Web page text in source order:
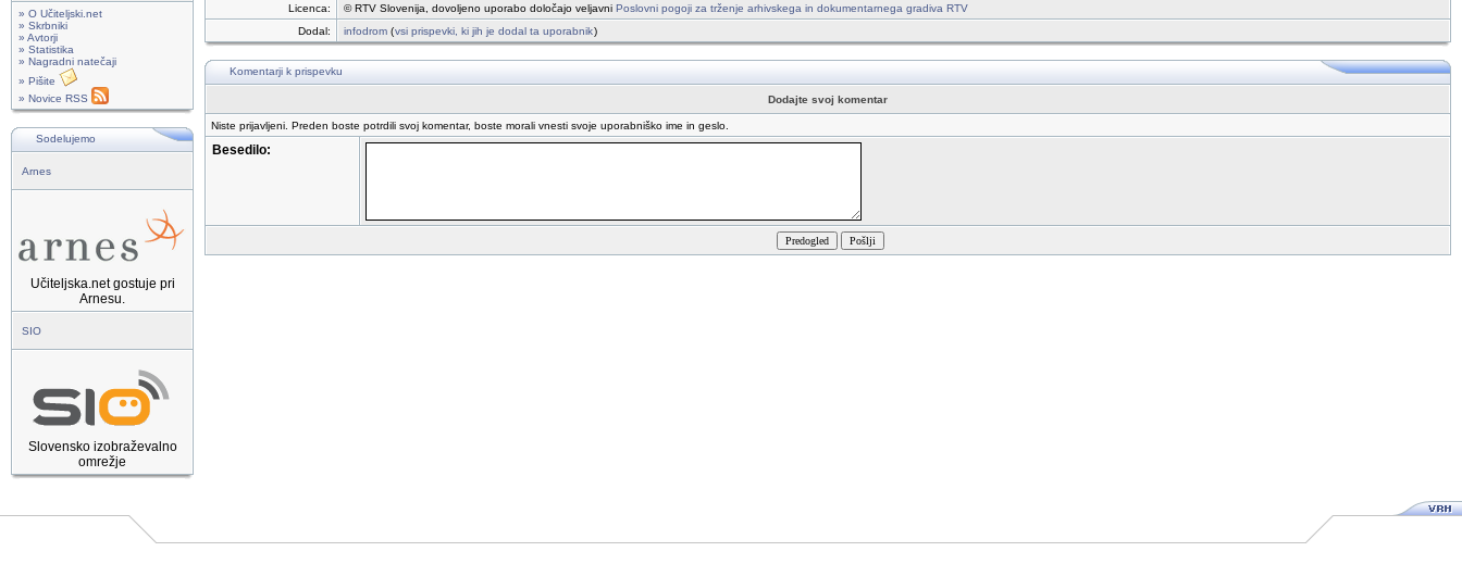
» O Učiteljski.net
» Skrbniki
» Avtorji
» Statistika
» Nagradni natečaji
» Pišite
» Novice RSS
Sodelujemo
Arnes
Učiteljska.net gostuje pri
Arnesu.
SIO
Slovensko izobraževalno
omrežje
Licenca:
© RTV Slovenija, dovoljeno uporabo določajo veljavni Poslovni pogoji za trženje arhivskega in dokumentarnega gradiva RTV
Dodal:
infodrom (vsi prispevki, ki jih je dodal ta uporabnik)
Komentarji k prispevku
Dodajte svoj komentar
Niste prijavljeni. Preden boste potrdili svoj komentar, boste morali vnesti svoje uporabniško ime in geslo.
Besedilo: